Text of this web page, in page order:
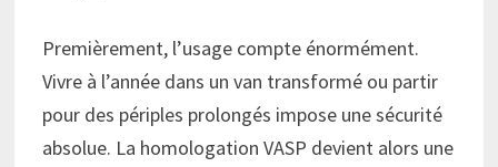
Premièrement, l’usage compte énormément.
Vivre à l’année dans un van transformé ou partir
pour des périples prolongés impose une sécurité
absolue. La homologation VASP devient alors une